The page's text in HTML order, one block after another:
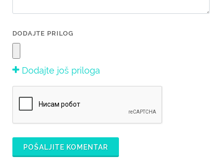
DODAJTE PRILOG
Dodajte još priloga
POŠALJITE KOMENTAR